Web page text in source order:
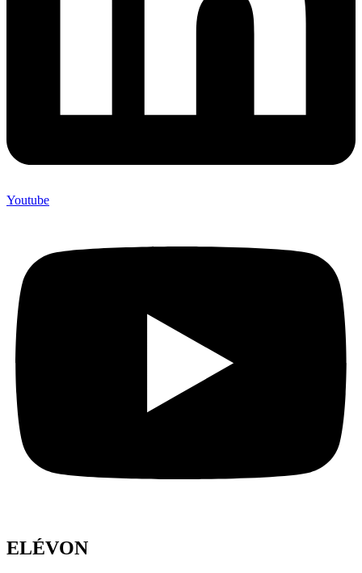
Youtube
ELÉVON